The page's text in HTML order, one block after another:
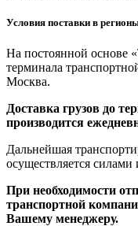
Условия поставки в
На постоянной основе
терминала
Москва.
Доставка грузов до
производится
Дальнейшая
осуществляется силами
При необходимости
транспортной
Вашему менеджеру.